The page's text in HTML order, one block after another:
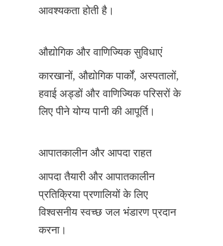
आवश्यकता होती है।
औद्योगिक और वाणिज्यिक सुविधाएं
कारखानों, औद्योगिक पार्कों, अस्पतालों,
हवाई अड्डों और वाणिज्यिक परिसरों के
लिए पीने योग्य पानी की आपूर्ति।
आपातकालीन और आपदा राहत
आपदा तैयारी और आपातकालीन
प्रतिक्रिया प्रणालियों के लिए
विश्वसनीय स्वच्छ जल भंडारण प्रदान
करना।